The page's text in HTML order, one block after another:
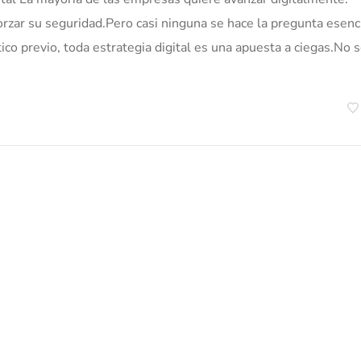
su seguridad.Pero casi ninguna se hace la pregunta
previo, toda estrategia digital es una apuesta a ciegas.No